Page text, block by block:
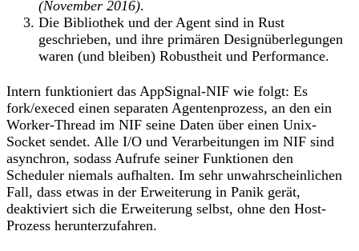
(November 2016).
Die Bibliothek und der Agent sind in Rust
geschrieben, und ihre primären Designüberlegungen
waren (und bleiben) Robustheit und Performance.
Intern funktioniert das AppSignal-NIF wie folgt: Es
fork/execed einen separaten Agentenprozess, an den ein
Worker-Thread im NIF seine Daten über einen Unix-
Socket sendet. Alle I/O und Verarbeitungen im NIF sind
asynchron, sodass Aufrufe seiner Funktionen den
Scheduler niemals aufhalten. Im sehr unwahrscheinlichen
Fall, dass etwas in der Erweiterung in Panik gerät,
deaktiviert sich die Erweiterung selbst, ohne den Host-
Prozess herunterzufahren.